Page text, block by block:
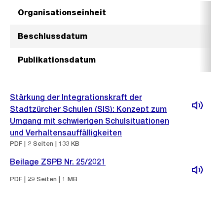
Organisationseinheit
Beschlussdatum
Publikationsdatum
Stärkung der Integrationskraft der
Stadtzürcher Schulen (SIS): Konzept zum
Umgang mit schwierigen Schulsituationen
und Verhaltensauffälligkeiten
PDF | 2 Seiten | 133 KB
Beilage ZSPB Nr. 25/2021
PDF | 29 Seiten | 1 MB